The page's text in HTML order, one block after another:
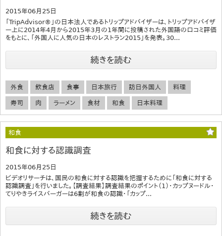
2015年06月25日
「TripAdvisor®」の日本法人であるトリップアドバイザーは、トリップアドバイザ
ー上に2014年4月から2015年3月の1年間に投稿された外国語の口コミ評価
をもとに、「外国人に人気の日本のレストラン2015」を発表。30...
続きを読む
外食 飲食店 食事 日本旅行 訪日外国人 料理
寿司 肉 ラーメン 食材 和食 日本料理
和食
和食に対する認識調査
2015年06月25日
ビデオリサーチは、国民の和食に対する認識を把握するために「和食に対する
認識調査」を行いました。【調査結果】調査結果のポイント（1）・カップヌードル・
てりやきライスバーガーは6割が和食の認識・「カップ...
続きを読む